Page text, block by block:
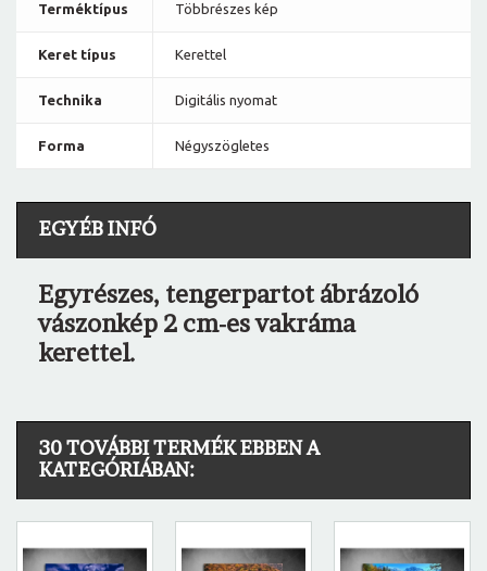
Terméktípus Többrészes kép
Keret típus Kerettel
Technika Digitális nyomat
Forma Négyszögletes
EGYÉB INFÓ
Egyrészes, tengerpartot ábrázoló
vászonkép 2 cm-es vakráma
kerettel.
30 TOVÁBBI TERMÉK EBBEN A
KATEGÓRIÁBAN: